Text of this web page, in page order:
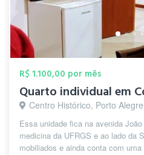
R$ 1.100,00 por mês
Quarto individual em
Centro Histórico, Porto
Essa unidade fica na avenida
medicina da UFRGS e ao lado da
mobiliados e ainda conta com